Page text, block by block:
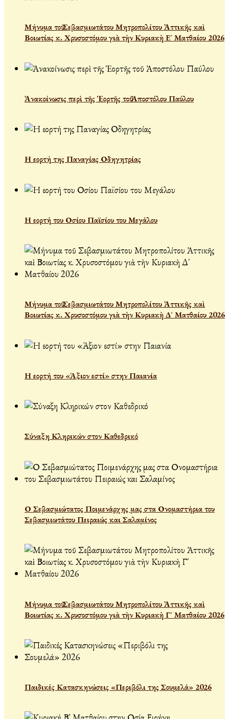
Μήνυμα τοῦ Σεβασμιωτάτου Μητροπολίτου Ἀττικῆς καὶ
Βοιωτίας κ. Χρυσοστόμου γιὰ τὴν Κυριακὴ Ε´ Ματθαίου 2026
Ἀνακοίνωσις περὶ τῆς Ἑορτῆς τοῦ Ἀποστόλου Παύλου
Η εορτή της Παναγίας Οδηγητρίας
Η εορτή του Οσίου Παϊσίου του Μεγάλου
Μήνυμα τοῦ Σεβασμιωτάτου Μητροπολίτου Ἀττικῆς καὶ
Βοιωτίας κ. Χρυσοστόμου γιὰ τὴν Κυριακὴ Δ´ Ματθαίου 2026
Η εορτή του «Άξιον εστί» στην Παιανία
Σύναξη Κληρικών στον Καθεδρικό
Ο Σεβασμιώτατος Ποιμενάρχης μας στα Ονομαστήρια του
Σεβασμιωτάτου Πειραιώς και Σαλαμίνος
Μήνυμα τοῦ Σεβασμιωτάτου Μητροπολίτου Ἀττικῆς καὶ
Βοιωτίας κ. Χρυσοστόμου γιὰ τὴν Κυριακὴ Γ´ Ματθαίου 2026
Παιδικές Κατασκηνώσεις «Περιβόλι της Σουμελά» 2026